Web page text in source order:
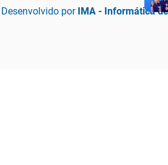
Desenvolvido por IMA - Informática